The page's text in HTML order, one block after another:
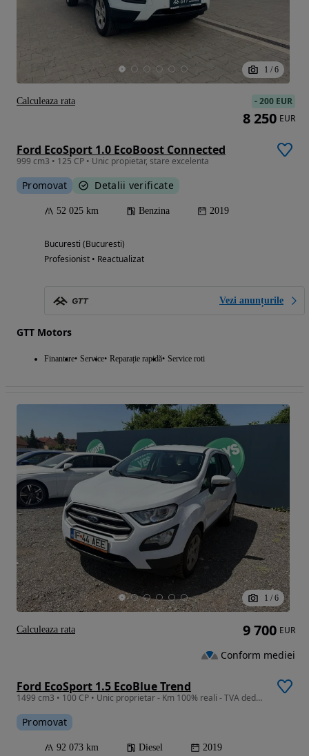
1 / 6
Ford EcoSport 1.0 EcoBoost Connected
999 cm3 • 125 CP • Unic propietar, stare excelenta
Promovat Detalii verificate
52 025 km Benzina 2019
Bucuresti (Bucuresti)
Profesionist • Reactualizat
Vezi anunțurile
GTT Motors
Finantare Service Reparație rapidă Service roti
-200 EUR
8 250 EUR
Calculeaza rata
1 / 6
Ford EcoSport 1.5 EcoBlue Trend
1499 cm3 • 100 CP • Unic proprietar - Km 100% reali - TVA deductibil
Promovat
92 073 km Diesel 2019
9 700 EUR
Conform mediei
Calculeaza rata